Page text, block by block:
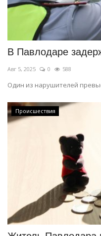
В Павлодаре
Авг 5, 2025 0 588
Один из нарушителей
Происшествия